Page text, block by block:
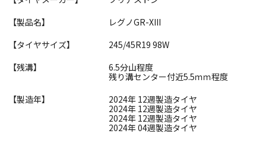
【製品名】
レグノGR-XIII
【タイヤサイズ】
245/45R19 98W
【残溝】
6.5分山程度
残り溝センター付近5.5ｍｍ程度
【製造年】
2024年 12週製造タイヤ
2024年 12週製造タイヤ
2024年 12週製造タイヤ
2024年 04週製造タイヤ